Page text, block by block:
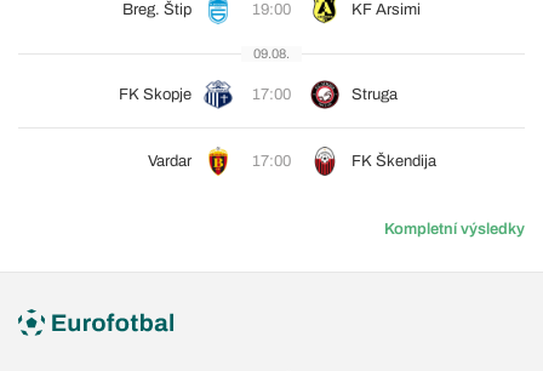
Breg. Štip 19:00 KF Arsimi
09.08.
FK Skopje 17:00 Struga
Vardar 17:00 FK Škendija
Kompletní výsledky